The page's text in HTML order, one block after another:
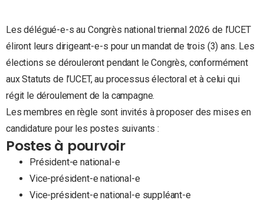
Les délégué-e-s au Congrès national triennal 2026 de l’UCET
éliront leurs dirigeant-e-s pour un mandat de trois (3) ans. Les
élections se dérouleront pendant le Congrès, conformément
aux Statuts de l’UCET, au processus électoral et à celui qui
régit le déroulement de la campagne.
Les membres en règle sont invités à proposer des mises en
candidature pour les postes suivants :
Postes à pourvoir
Président-e national-e
Vice-président-e national-e
Vice-président-e national-e suppléant-e